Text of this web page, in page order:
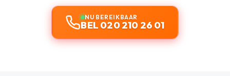
NU BEREIKBAAR
BEL 020 210 26 01